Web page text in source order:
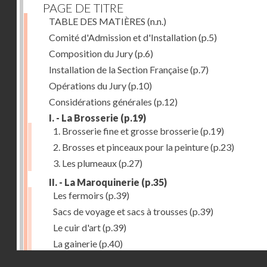
PAGE DE TITRE
TABLE DES MATIÈRES (n.n.)
Comité d'Admission et d'Installation(p.5)
Composition du Jury(p.6)
Installation de la Section Française(p.7)
Opérations du Jury(p.10)
Considérations générales (p.12)
I. - La Brosserie (p.19)
1. Brosserie fine et grosse brosserie(p.19)
2. Brosses et pinceaux pour la peinture(p.23)
3. Les plumeaux(p.27)
II. - La Maroquinerie (p.35)
Les fermoirs (p.39)
Sacs de voyage et sacs à trousses (p.39)
Le cuir d'art(p.39)
La gainerie(p.40)